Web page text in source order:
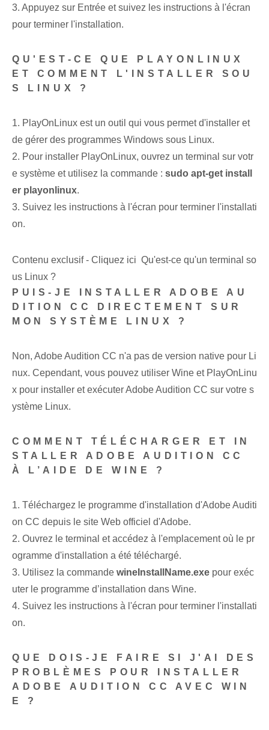
3. Appuyez sur Entrée et suivez les instructions à l'écran
pour terminer l'installation.
QU'EST-CE QUE PLAYONLINUX
ET COMMENT L'INSTALLER SOU
S LINUX ?
1. PlayOnLinux est un outil qui vous permet d'installer et
de gérer des programmes Windows sous Linux.
2. Pour installer PlayOnLinux, ouvrez un terminal sur votr
e système et utilisez la commande : sudo apt-get install
er playonlinux.
3. Suivez les instructions à l'écran pour terminer l'installati
on.
Contenu exclusif - Cliquez ici Qu'est-ce qu'un terminal so
us Linux ?
PUIS-JE INSTALLER ADOBE AU
DITION CC DIRECTEMENT SUR
MON SYSTÈME LINUX ?
Non, Adobe Audition CC n'a pas de version native pour Li
nux. Cependant, vous pouvez utiliser Wine et PlayOnLinu
x pour installer et exécuter Adobe Audition CC sur votre s
ystème Linux.
COMMENT TÉLÉCHARGER ET IN
STALLER ADOBE AUDITION CC
À L’AIDE DE WINE ?
1. Téléchargez le programme d'installation d'Adobe Auditi
on CC depuis le site Web officiel d'Adobe.
2. Ouvrez le terminal et accédez à l'emplacement où le pr
ogramme d'installation a été téléchargé.
3. Utilisez la commande wineInstallName.exe pour exéc
uter le programme d’installation dans Wine.
4. Suivez les instructions à l'écran pour terminer l'installati
on.
QUE DOIS-JE FAIRE SI J'AI DES
PROBLÈMES POUR INSTALLER
ADOBE AUDITION CC AVEC WIN
E ?